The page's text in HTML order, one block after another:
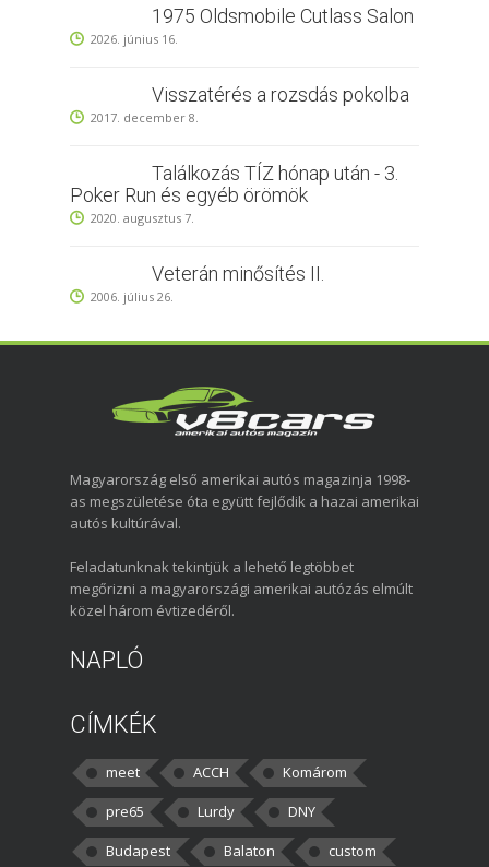
1975 Oldsmobile Cutlass Salon
2026. június 16.
Visszatérés a rozsdás pokolba
2017. december 8.
Találkozás TÍZ hónap után - 3.
Poker Run és egyéb örömök
2020. augusztus 7.
Veterán minősítés II.
2006. július 26.
Magyarország első amerikai autós magazinja 1998-
as megszületése óta együtt fejlődik a hazai amerikai
autós kultúrával.
Feladatunknak tekintjük a lehető legtöbbet
megőrizni a magyarországi amerikai autózás elmúlt
közel három évtizedéről.
NAPLÓ
CÍMKÉK
meet ACCH
Komárom
pre65
Lurdy
DNY
Budapest
Balaton custom